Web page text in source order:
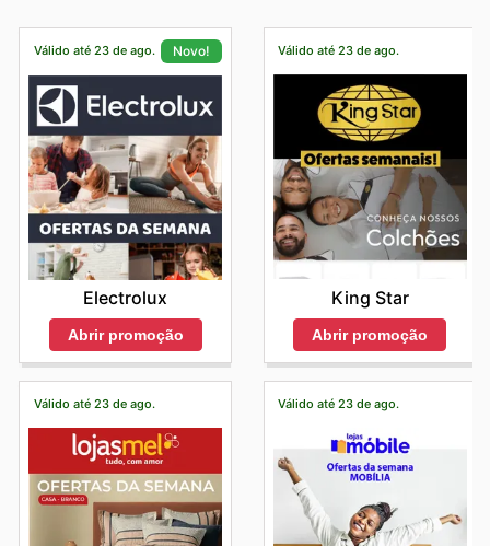
Válido até 23 de ago. Novo!
Electrolux
Abrir promoção
Válido até 23 de ago.
King Star
Abrir promoção
Válido até 23 de ago. Válido até 23 de ago.